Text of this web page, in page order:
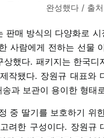
완성했다 / 출
판매 방식의 다양화로
사람에게 전하는 선물
했다. 패키지는 한국
작됐다. 장원규 대표와
과 보관이 용이한 형태
중 딸기를 보호하기 위
려한 구성이다. 장원규